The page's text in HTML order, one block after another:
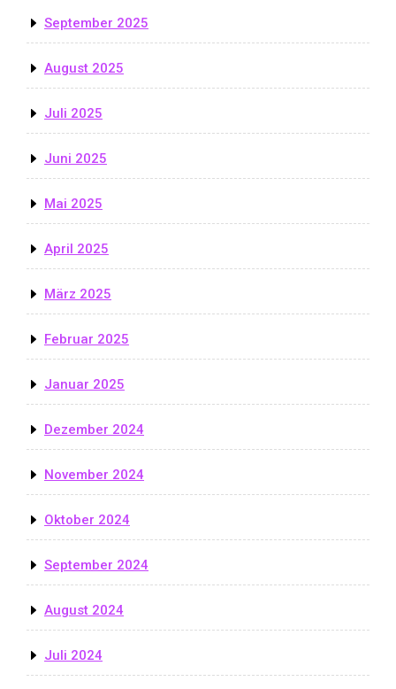
September 2025
August 2025
Juli 2025
Juni 2025
Mai 2025
April 2025
März 2025
Februar 2025
Januar 2025
Dezember 2024
November 2024
Oktober 2024
September 2024
August 2024
Juli 2024